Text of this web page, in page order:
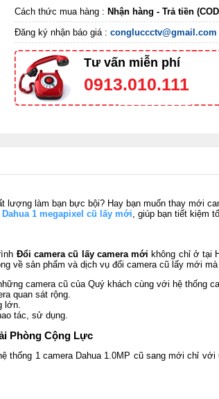
Cách thức mua hàng : Nhận hàng - Trả tiền
Đăng ký nhận báo giá : congluccctv@gmail.com
Tư vấn miễn phí
0913.010.111
làm bạn bực bội? Hay bạn muốn thay mới
1 megapixel cũ lấy mới, giúp bạn tiết kiệm
Đổi camera cũ lấy camera mới không chỉ ở tại
về sản phẩm và dịch vụ đổi camera cũ lấy mới mà
camera cũ của Quý khách cùng với hệ thống
quan sát rộng.
lớn.
tác, sử dụng.
Phòng Cộng Lực
1 camera Dahua 1.0MP cũ sang mới chỉ